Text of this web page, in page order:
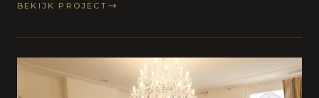
BEKIJK PROJECT